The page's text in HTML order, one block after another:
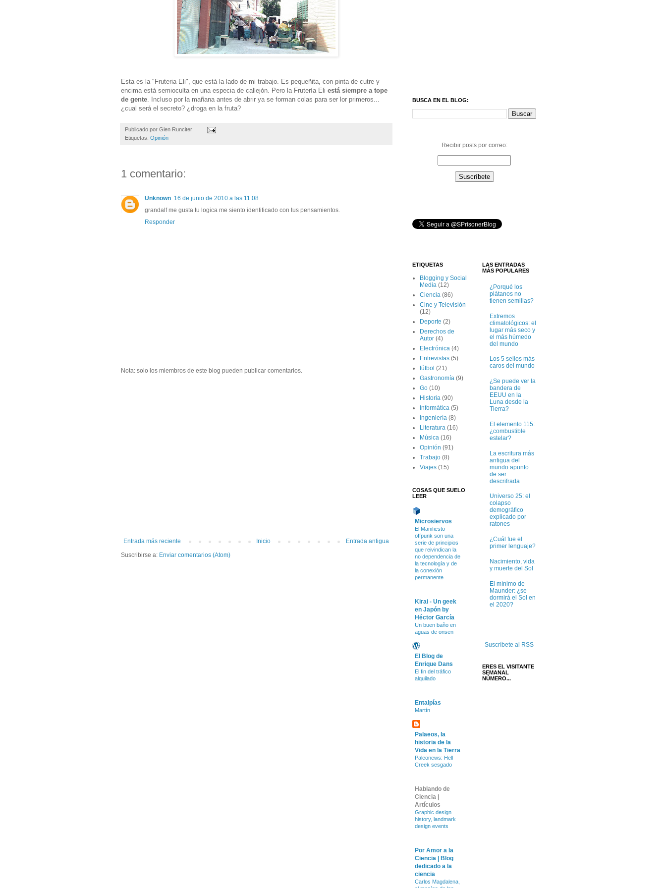
Esta es la "Fruteria Eli", que está la lado de mi trabajo. Es pequeñita, con pinta de cutre y
encima está semioculta en una especia de callejón. Pero la Frutería Eli está siempre a tope
de gente. Incluso por la mañana antes de abrir ya se forman colas para ser lor primeros...
¿cual será el secreto? ¿droga en la fruta?
Publicado por Glen Runciter
Etiquetas: Opinión
1 comentario:
Unknown 16 de junio de 2010 a las 11:08
grandalf me gusta tu logica me siento identificado con tus pensamientos.
Responder
Nota: solo los miembros de este blog pueden publicar comentarios.
Entrada más reciente Entrada antigua
Inicio
Suscribirse a: Enviar comentarios (Atom)
BUSCA EN EL BLOG:
Recibir posts por correo:
ETIQUETAS
Blogging y Social
Media (12)
Ciencia (86)
Cine y Televisión
(12)
Deporte (2)
Derechos de
Autor (4)
Electrónica (4)
Entrevistas (5)
fútbol (21)
Gastronomía (9)
Go (10)
Historia (90)
Informática (5)
Ingeniería (8)
Literatura (16)
Música (16)
Opinión (91)
Trabajo (8)
Viajes (15)
COSAS QUE SUELO
LEER
Microsiervos
El Manifiesto
offpunk son una
serie de principios
que reivindican la
no dependencia de
la tecnología y de
la conexión
permanente
Kirai - Un geek
en Japón by
Héctor García
Un buen baño en
aguas de onsen
El Blog de
Enrique Dans
El fin del tráfico
alquilado
Entalpías
Martín
Palaeos, la
historia de la
Vida en la Tierra
Paleonews: Hell
Creek sesgado
Hablando de
Ciencia |
Artículos
Graphic design
history, landmark
design events
Por Amor a la
Ciencia | Blog
dedicado a la
ciencia
Carlos Magdalena,
LAS ENTRADAS
MÁS POPULARES
¿Porqué los
plátanos no
tienen semillas?
Extremos
climatológicos: el
lugar más seco y
el más húmedo
del mundo
Los 5 sellos más
caros del mundo
¿Se puede ver la
bandera de
EEUU en la
Luna desde la
Tierra?
El elemento 115:
¿combustible
estelar?
La escritura más
antigua del
mundo apunto
de ser
descrifrada
Universo 25: el
colapso
demográfico
explicado por
ratones
¿Cuál fue el
primer lenguaje?
Nacimiento, vida
y muerte del Sol
El mínimo de
Maunder: ¿se
dormirá el Sol en
el 2020?
Suscríbete al RSS
ERES EL VISITANTE
SEMANAL
NÚMERO...